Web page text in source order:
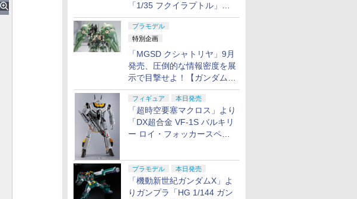
「1/35 フクイラプトル」本
日発売！
プラモデル
特別企画
「MGSD クシャトリヤ」9月
発売、圧倒的な情報密度を展
示で目撃せよ！【ガンダムベ
ース撮り下ろし】
フィギュア 本日発売
「超時空要塞マクロス」より
「DX超合金 VF-1S バルキリ
ー ロイ・フォッカースペシ
プラモデル 本日発売
「機動新世紀ガンダムX」よ
りガンプラ「HG 1/144 ガン